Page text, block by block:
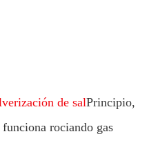
de salPrincipio,
rociando gas